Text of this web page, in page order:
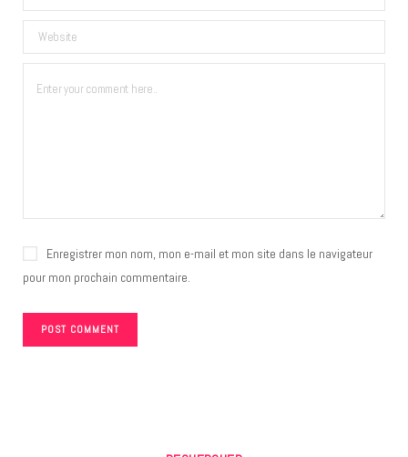
Enregistrer mon nom, mon e-mail et mon site dans le navigateur
pour mon prochain commentaire.